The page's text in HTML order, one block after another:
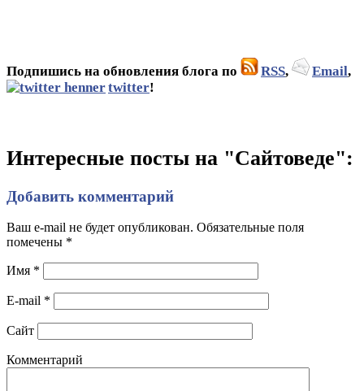
Подпишись на обновления блога по RSS, Email,
twitter!
Интересные посты на "Сайтоведе":
Добавить комментарий
Ваш e-mail не будет опубликован. Обязательные поля
помечены *
Имя *
E-mail *
Сайт
Комментарий